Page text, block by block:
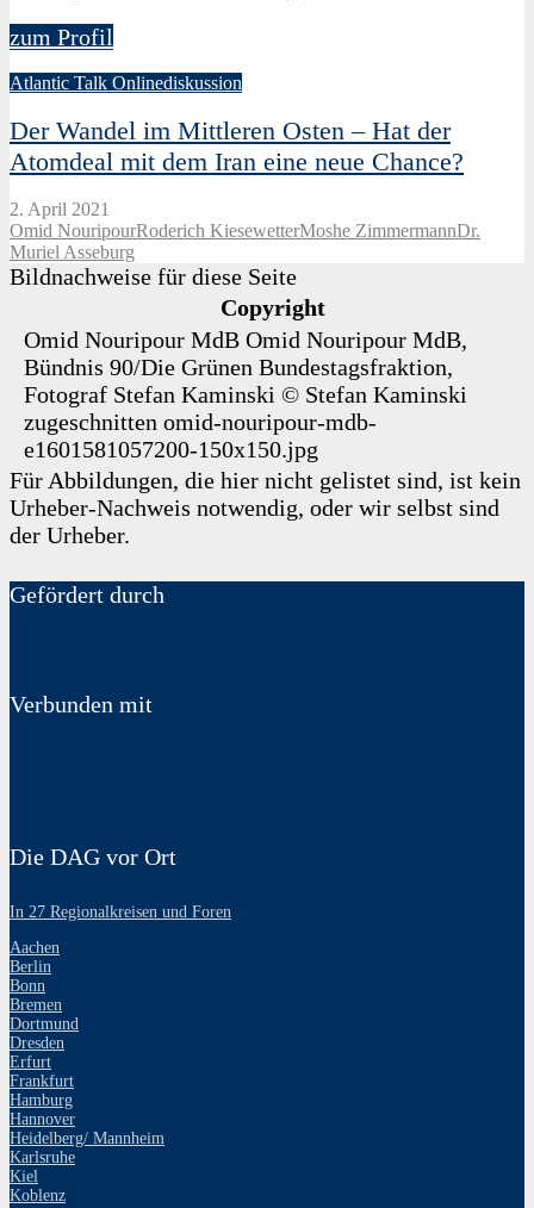
zum Profil
Atlantic Talk Onlinediskussion
Der Wandel im Mittleren Osten – Hat der
Atomdeal mit dem Iran eine neue Chance?
2. April 2021
Omid NouripourRoderich KiesewetterMoshe ZimmermannDr.
Muriel Asseburg
Bildnachweise für diese Seite
Copyright
Omid Nouripour MdB Omid Nouripour MdB,
Bündnis 90/Die Grünen Bundestagsfraktion,
Fotograf Stefan Kaminski © Stefan Kaminski
zugeschnitten omid-nouripour-mdb-
e1601581057200-150x150.jpg
Für Abbildungen, die hier nicht gelistet sind, ist kein
Urheber-Nachweis notwendig, oder wir selbst sind
der Urheber.
Gefördert durch
Verbunden mit
Die DAG vor Ort
In 27 Regionalkreisen und Foren
Aachen
Berlin
Bonn
Bremen
Dortmund
Dresden
Erfurt
Frankfurt
Hamburg
Hannover
Heidelberg/ Mannheim
Karlsruhe
Kiel
Koblenz